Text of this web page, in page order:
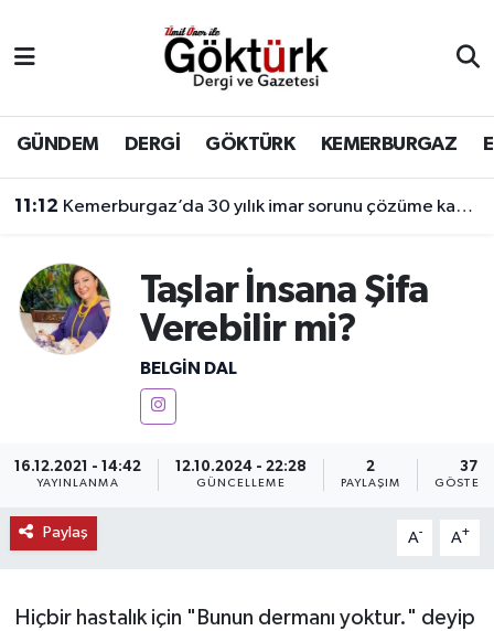
GÜNDEM DERGİ GÖKTÜRK KEMERBURGAZ
11:12 Kemerburgaz’da 30 yılık imar sorunu çözüme kavuşuyor
Taşlar İnsana Şifa
Verebilir mi?
BELGIN DAL
16.12.2021 - 14:42
YAYINLANMA
12.10.2024 - 22:28
GÜNCELLEME
2
PAYLAŞIM
37
Paylaş A- A+
Hiçbir hastalık için "Bunun dermanı yoktur." deyip
BİLİM
DERGİ
EĞİTİM
EKONOMİ
GÖKTÜRK
GÜNDEM
KEMERBURGAZ
Eyüpsultan Hava Durumu
Eyüpsultan Trafik Yoğunluk Haritası
Süper Lig Puan Durumu ve Fikstür
Son Dakika Haberleri
Haber Arşivi